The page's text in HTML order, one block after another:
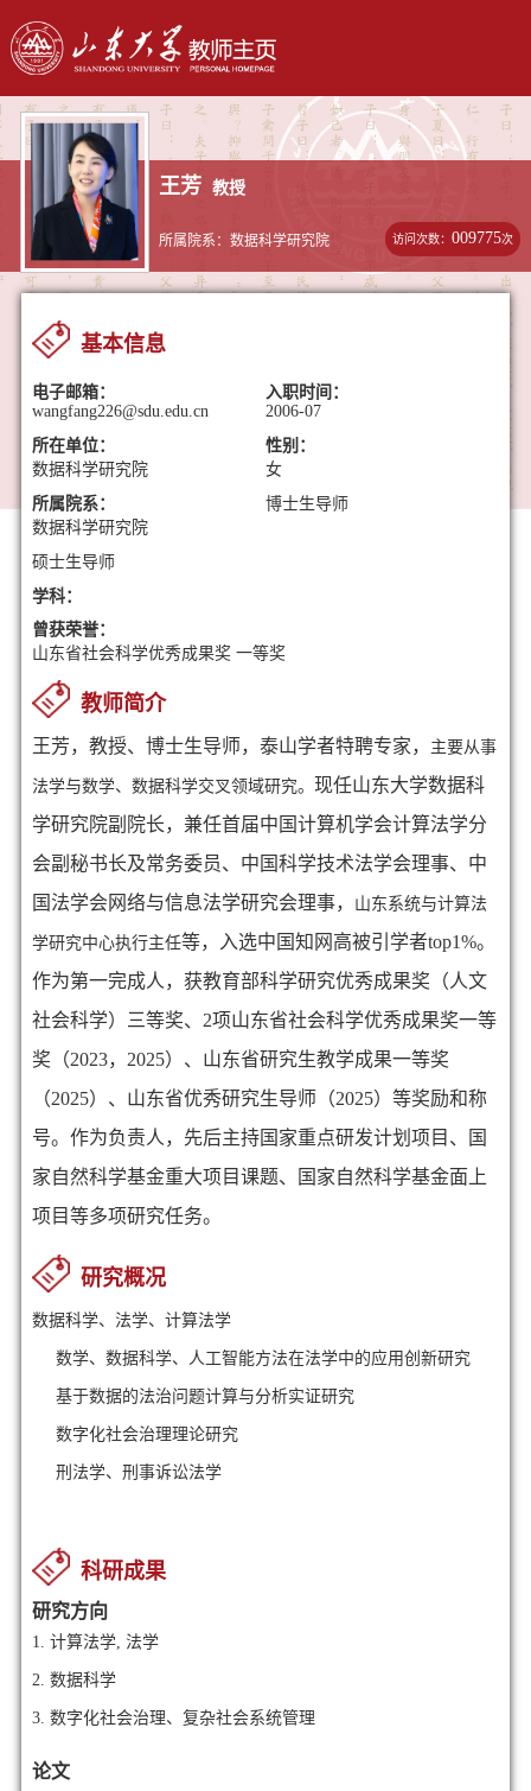
王芳 教授
所属院系：数据科学研究院 访问次数：009775次
基本信息
电子邮箱：
wangfang226@sdu.edu.cn
入职时间：
2006-07
所在单位：
数据科学研究院
性别：
女
所属院系：
数据科学研究院
博士生导师
硕士生导师
学科：
曾获荣誉：
山东省社会科学优秀成果奖 一等奖
教师简介
王芳，教授、博士生导师，泰山学者特聘专家， 主要从事
法学与数学、数据科学交叉领域研究。 现任山东大学数据科
学研究院副院长，兼任首届中国计算机学会计算法学分
会副秘书长及常务委员、中国科学技术法学会理事、中
国法学会网络与信息法学研究会理事，
山东系统与计算法
学研究中心执行主任等，入选中国知网高被引学者top1%。
作为第一完成人，获教育部科学研究优秀成果奖（人文
社会科学）三等奖、2项山东省社会科学优秀成果奖一等
奖（2023，2025）、山东省研究生教学成果一等奖
（2025）、山东省优秀研究生导师（2025）等奖励和称
号。作为负责人，先后主持国家重点研发计划项目、国
家自然科学基金重大项目课题、国家自然科学基金面上
项目等多项研究任务。
研究概况
数据科学、法学、计算法学
数学、数据科学、人工智能方法在法学中的应用创新研究
基于数据的法治问题计算与分析实证研究
数字化社会治理理论研究
刑法学、刑事诉讼法学
科研成果
研究方向
1. 计算法学, 法学
2. 数据科学
3. 数字化社会治理、复杂社会系统管理
论文